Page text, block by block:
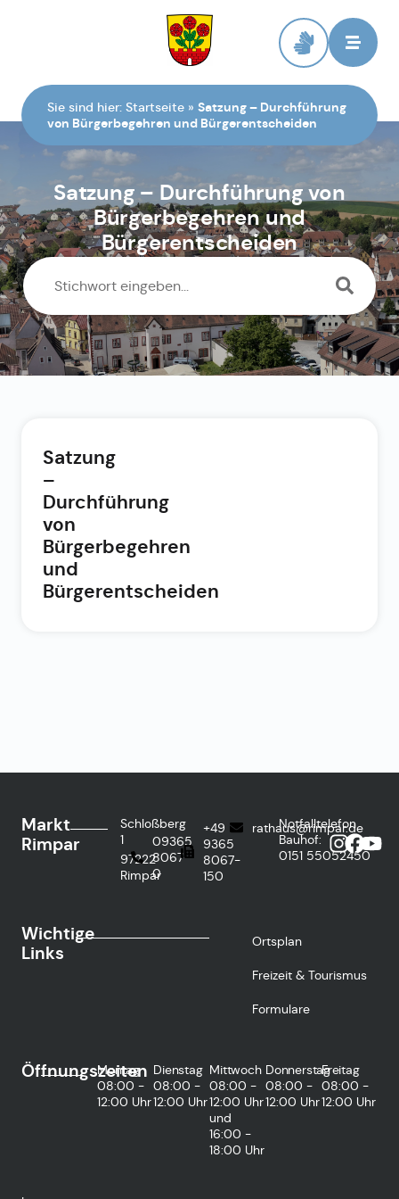
Sie sind hier: Startseite » Satzung – Durchführung
von Bürgerbegehren und Bürgerentscheiden
Satzung – Durchführung von
Bürgerbegehren und
Bürgerentscheiden
Satzung
–
Durchführung
von
Bürgerbegehren
und
Bürgerentscheiden
Markt
Rimpar
Schloßberg
1
97222
Rimpar
09365
8067-
0
+49
9365
8067-
150
rathaus@rimpar.de
Notfalltelefon
Bauhof:
0151 55052450
Wichtige
Links
Ortsplan
Freizeit & Tourismus
Formulare
Öffnungszeiten
Montag
08:00 -
12:00 Uhr
Dienstag
08:00 -
12:00 Uhr
Mittwoch
08:00 -
12:00 Uhr
und
16:00 -
18:00 Uhr
Donnerstag
08:00 -
12:00 Uhr
Freitag
08:00 -
12:00 Uhr